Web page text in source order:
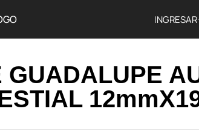
INGRESAR
GUADALUPE